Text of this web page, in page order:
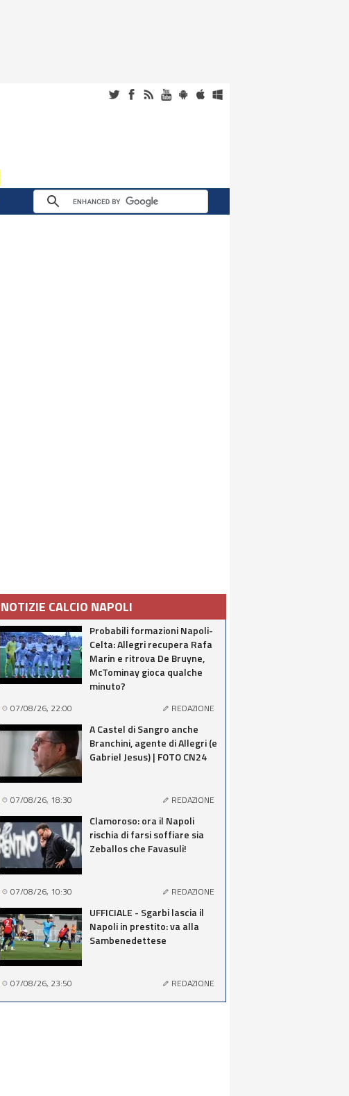
NOTIZIE CALCIO NAPOLI
Probabili formazioni Napoli-
Celta: Allegri recupera Rafa
Marin e ritrova De Bruyne,
McTominay gioca qualche
minuto?
07/08/26, 22:00 REDAZIONE
A Castel di Sangro anche
Branchini, agente di Allegri (e
Gabriel Jesus) | FOTO CN24
07/08/26, 18:30 REDAZIONE
Clamoroso: ora il Napoli
rischia di farsi soffiare sia
Zeballos che Favasuli!
07/08/26, 10:30 REDAZIONE
UFFICIALE - Sgarbi lascia il
Napoli in prestito: va alla
Sambenedettese
07/08/26, 23:50 REDAZIONE